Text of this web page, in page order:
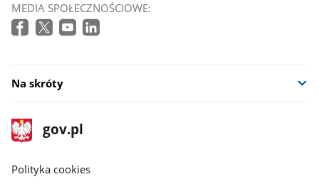
MEDIA SPOŁECZNOŚCIOWE:
Na skróty
stopka
gov.pl
Strona
gov.pl
gov.pl
Polityka cookies